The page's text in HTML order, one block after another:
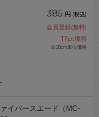
385 円 (税込)
会員登録(無料)
17pt獲得
※10cm単位価格
イバースエード（MC-